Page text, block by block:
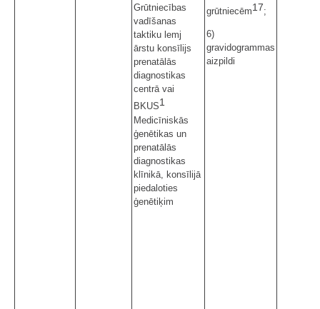
Grūtniecības
vadīšanas
taktiku lemj
ārstu konsīlijs
prenatālās
diagnostikas
centrā vai
BKUS1
Medicīniskās
ģenētikas un
prenatālās
diagnostikas
klīnikā, konsīlijā
piedaloties
ģenētiķim
grūtniecēm17;
6)
gravidogrammas
aizpildi